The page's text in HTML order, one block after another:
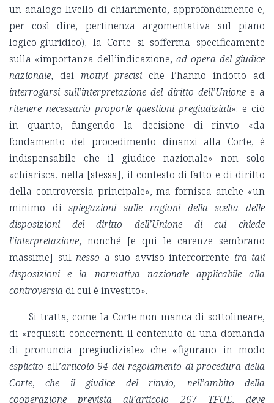
un analogo livello di chiarimento, approfondimento e,
per così dire, pertinenza argomentativa sul piano
logico-giuridico), la Corte si sofferma specificamente
sulla «importanza dell’indicazione, ad opera del giudice
nazionale, dei motivi precisi che l’hanno indotto ad
interrogarsi sull’interpretazione del diritto dell’Unionee a
ritenere necessario proporle questioni pregiudiziali»: e ciò
in quanto, fungendo la decisione di rinvio «da
fondamento del procedimento dinanzi alla Corte, è
indispensabile che il giudice nazionale» non solo
«chiarisca, nella [stessa], il contesto di fatto e di diritto
della controversia principale», ma fornisca anche «un
minimo dispiegazioni sulle ragioni della scelta delle
disposizioni del diritto dell’Unione di cui chiede
l’interpretazione, nonché [e qui le carenze sembrano
massime] sul nesso a suo avviso intercorrente tra tali
disposizioni e la normativa nazionale applicabile alla
controversia di cui è investito».
Si tratta, come la Corte non manca di sottolineare,
di «requisiti concernenti il contenuto di una domanda
di pronuncia pregiudiziale» che «figurano in modo
esplicito all’articolo 94 del regolamento di procedura della
Corte,che il giudice del rinvio, nell’ambito della
cooperazione prevista all’articolo 267 TFUE, deve